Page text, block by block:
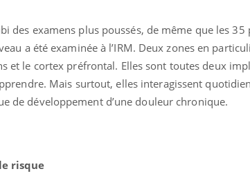
des examens plus poussés, de même que les
a été examinée à l’IRM. Deux zones en
et le cortex préfrontal. Elles sont toutes deux
Mais surtout, elles interagissent
de développement d’une douleur chronique.
risque
jus Cancer colorectal : une
stratégie simple aurait
changé la donne au Pays
Chikungunya, dengue,
West Nile : que se passe-
t-il dans le sud de la